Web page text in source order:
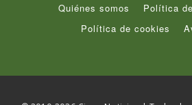
Quiénes somos
Política
Política de cookies